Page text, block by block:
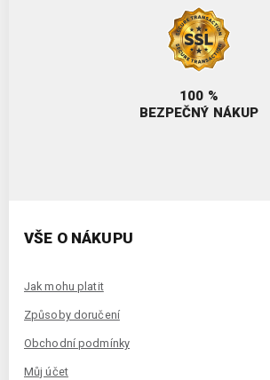
100 %
BEZPEČNÝ NÁKUP
VŠE O NÁKUPU
Jak mohu platit
Způsoby doručení
Obchodní podmínky
Můj účet